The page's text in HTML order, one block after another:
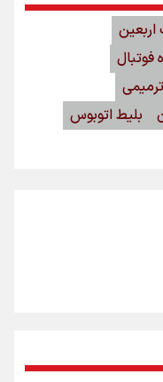
بلیط اتوبوس